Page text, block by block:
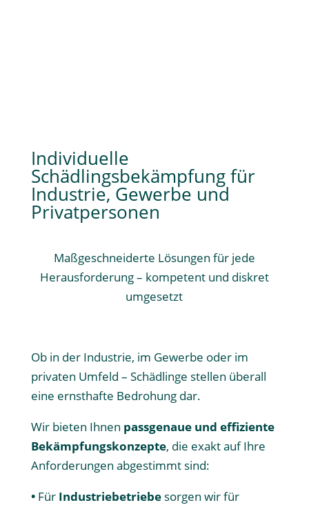
Individuelle
Schädlingsbekämpfung für
Industrie, Gewerbe und
Privatpersonen
Maßgeschneiderte Lösungen für jede
Herausforderung – kompetent und diskret
umgesetzt
Ob in der Industrie, im Gewerbe oder im
privaten Umfeld – Schädlinge stellen überall
eine ernsthafte Bedrohung dar.
Wir bieten Ihnen passgenaue und effiziente
Bekämpfungskonzepte, die exakt auf Ihre
Anforderungen abgestimmt sind:
•Für Industriebetriebesorgen wir für